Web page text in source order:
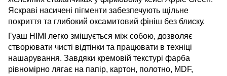
Яскраві насичені пігменти забезпечують щільне
покриття та глибокий оксамитовий фініш без блиску.
Гуаш HIMI легко змішується між собою, дозволяє
створювати чисті відтінки та працювати в техніці
нашарування. Завдяки кремовій текстурі фарба
рівномірно лягає на папір, картон, полотно, MDF,